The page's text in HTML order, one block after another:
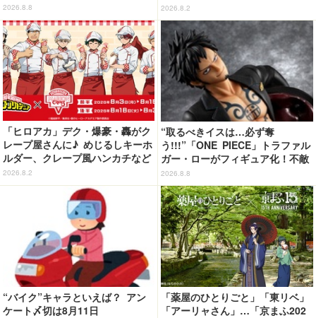
るグッズも見逃せない☆ 「洒落C
AFE」コラボカフェ開催
2026.8.8
の“麦わら帽子”もグッズ化!? 【U
SJ「ワンピース・プレミア・サマ
ー」が開幕】
2026.8.2
「ヒロアカ」デク・爆豪・轟がク
レープ屋さんに♪ めじるしキーホ
ルダー、クレープ風ハンカチなど
限定グッズ＆コラボクレープが登
場
2026.8.2
“取るべきイスは…必ず奪
う!!!”「ONE PIECE」トラファル
ガー・ローがフィギュア化！不敵
な笑みを浮かべた表情に注目
2026.8.8
“バイク”キャラといえば？ アン
ケート〆切は8月11日
「薬屋のひとりごと」「東リベ」
「アーリャさん」…「京まふ202